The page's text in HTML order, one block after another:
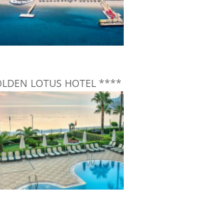
LOTUS HOTEL ****